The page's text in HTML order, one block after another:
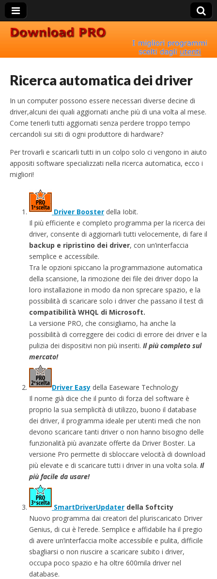
Download Pro
Ricerca automatica dei driver
In un computer possono essere necessari diverse decine di
driver,alcuni dei quali aggiornati anche più di una volta al mese.
Come tenerli tutti aggiornati senza perdere troppo tempo
cercandoli sui siti di ogni produttore di hardware?
Per trovarli e scaricarli tutti in un colpo solo ci vengono in aiuto
appositi software specializzati nella ricerca automatica, ecco i
migliori!
Driver Booster della Iobit.
Il più efficiente e completo programma per la ricerca dei
driver, consente di aggiornarli tutti velocemente, di fare il
backup e ripristino dei driver, con un’interfaccia
semplice e accessibile.
Tra le opzioni spiccano la programmazione automatica
della scansione, la rimozione dei file dei driver dopo la
loro installazione in modo da non sprecare spazio, e la
possibilità di scaricare solo i driver che passano il test di
compatibilità WHQL di Microsoft.
La versione PRO, che consigliamo, ha anche la
possibilità di correggere dei codici di errore dei driver e la
pulizia dei dispositivi non più inseriti. Il più completo sul
mercato!
Driver Easy della Easeware Technology
Il nome già dice che il punto di forza del software è
proprio la sua semplicità di utilizzo, buono il database
dei driver, il programma ideale per utenti medi che non
devono scaricare tanti driver o non hanno bisogno delle
funzionalità più avanzate offerte da Driver Boster. La
versione Pro permette di sbloccare velocità di download
più elevate e di scaricare tutti i driver in una volta sola. Il
più facile da usare!
SmartDriverUpdater della Softcity
Nuovo programma dai creatori del pluriscaricato Driver
Genius, di cui è l’erede. Semplice e affidabile ha il pregio
di avere un’interfaccia molte accessibile e pulita, difficile
sbagliarsi o non riuscire a scaricare subito i driver,
occupa poco spazio e ha oltre 600mila driver nel
database.